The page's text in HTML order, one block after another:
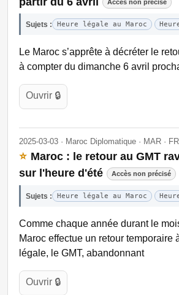
Accès non précisé
Sujets : Heure légale au Maroc
Le Maroc s’apprête à décréter le
à compter du dimanche 6 avril
Ouvrir 🔒
2025-03-03 · Maroc Diplomatique · MAR · FR
⭐ Maroc : le retour au GMT
sur l'heure d'été
Accès non précisé
Sujets : Heure légale au Maroc
Comme chaque année durant le
Maroc effectue un retour temporaire
légale, le GMT, abandonnant
Ouvrir 🔒